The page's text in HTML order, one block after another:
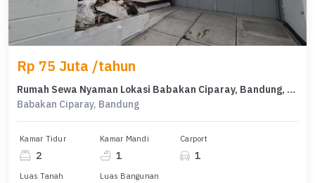
Rp 75 Juta /tahun
Rumah Sewa Nyaman Lokasi Babakan Ciparay, Bandung, LB 170m²
Babakan Ciparay, Bandung
Kamar Tidur
2
Kamar Mandi
1
Carport
1
Luas Tanah Luas Bangunan